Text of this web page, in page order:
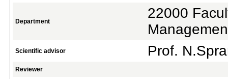
Department
22000
Scientific advisor Prof.
Reviewer